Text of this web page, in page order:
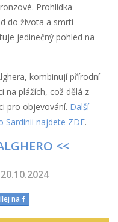
Prohlídka
do života a smrti
jedinečný pohled na
kombinují přírodní
na plážích, což dělá z
pro objevování. Další
Sardinii najdete ZDE.
<<
20.10.2024
na